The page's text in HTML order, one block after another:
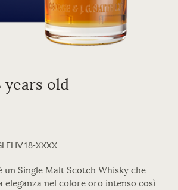
years old
XXXX
un Single Malt Scotch Whisky che
eleganza nel colore oro intenso così